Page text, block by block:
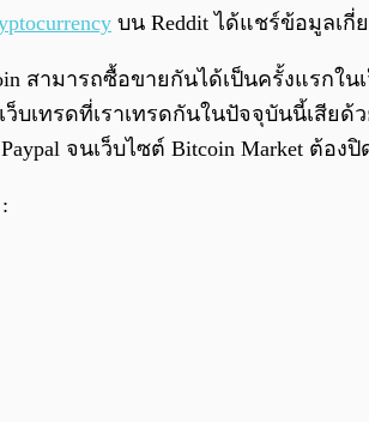
บน Reddit ได้แชร์ข้อมูลเกี่
สามารถซื้อขายกันได้เป็นครั้งแรกใ
ว็บเทรดที่เราเทรดกันในปัจจุบันนี้เ
จนเว็บไซต์ Bitcoin Market ต้อง